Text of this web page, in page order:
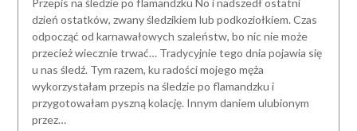
dzień ostatków, zwany śledzikiem lub podkoziołkiem. Czas
odpocząć od karnawałowych szaleństw, bo nic nie może
przecież wiecznie trwać… Tradycyjnie tego dnia pojawia się
u nas śledź. Tym razem, ku radości mojego męża
wykorzystałam przepis na śledzie po flamandzku i
przygotowałam pyszną kolację. Innym daniem ulubionym
przez…